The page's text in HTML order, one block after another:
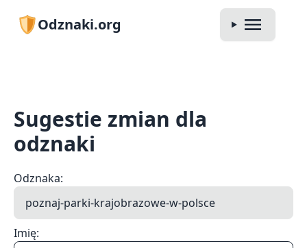
Odznaki.org
Sugestie zmian dla
odznaki
Odznaka:
Imię: